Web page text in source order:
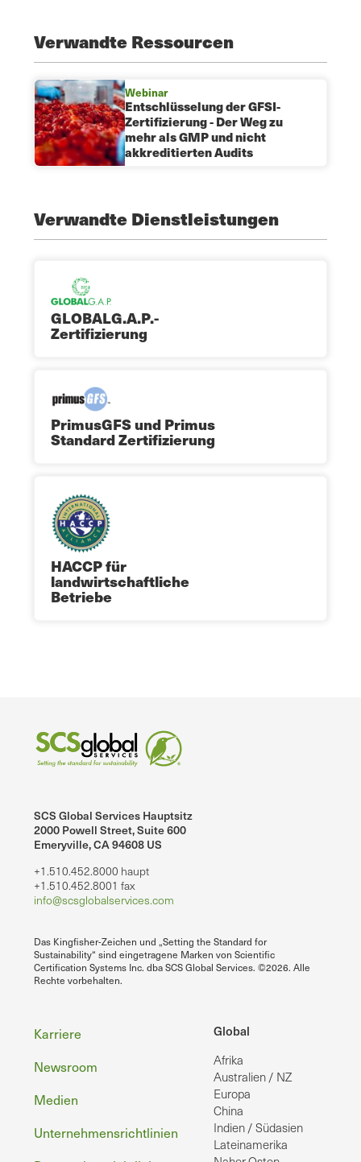
Verwandte Ressourcen
Webinar
Entschlüsselung der GFSI-
Zertifizierung - Der Weg zu
mehr als GMP und nicht
akkreditierten Audits
Verwandte Dienstleistungen
GLOBALG.A.P.-
Zertifizierung
PrimusGFS und Primus
Standard Zertifizierung
HACCP für
landwirtschaftliche
Betriebe
SCS Global Services Hauptsitz
2000 Powell Street, Suite 600
Emeryville, CA 94608 US
+1.510.452.8000 haupt
+1.510.452.8001 fax
info@scsglobalservices.com
Das Kingfisher-Zeichen und „Setting the Standard for
Sustainability“ sind eingetragene Marken von Scientific
Certification Systems Inc. dba SCS Global Services. ©2026. Alle
Rechte vorbehalten.
Global
Afrika
Australien / NZ
Europa
China
Indien / Südasien
Lateinamerika
Fußzeile
Karriere
Newsroom
Medien
Unternehmensrichtlinien